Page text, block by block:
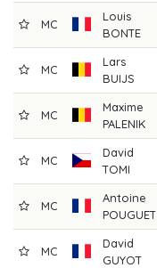
MC
Louis
BONTE
MC
Lars
BUIJS
MC
Maxime
PALENIK
MC
David
TOMI
MC
Antoine
POUGUET
MC
David
GUYOT